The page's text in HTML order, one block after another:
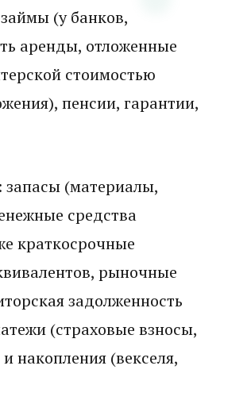
(у банков,
аренды, отложенные
стоимостью
пенсии, гарантии,
запасы (материалы,
средства
краткосрочные
рыночные
задолженность
(страховые взносы,
накопления (векселя,